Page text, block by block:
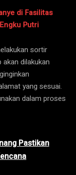
di Fasilitas
Putri
sortir
dilakukan
yang sesuai.
dalam proses
Pastikan